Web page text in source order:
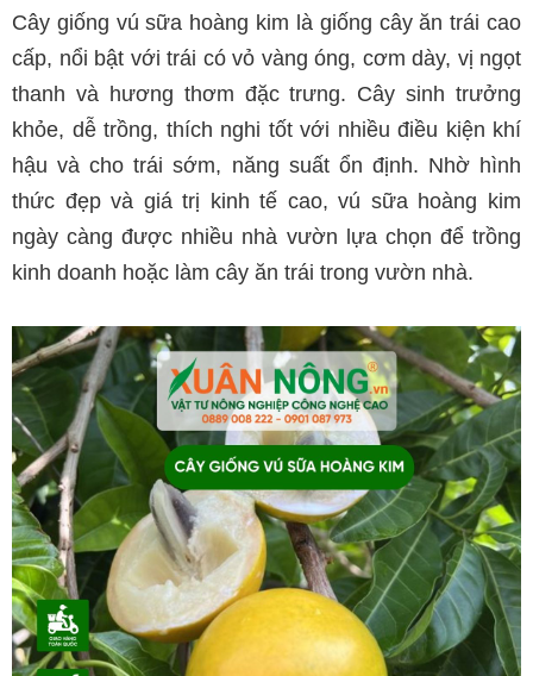
Cây giống vú sữa hoàng kim là giống cây ăn trái cao
cấp, nổi bật với trái có vỏ vàng óng, cơm dày, vị ngọt
thanh và hương thơm đặc trưng. Cây sinh trưởng
khỏe, dễ trồng, thích nghi tốt với nhiều điều kiện khí
hậu và cho trái sớm, năng suất ổn định. Nhờ hình
thức đẹp và giá trị kinh tế cao, vú sữa hoàng kim
ngày càng được nhiều nhà vườn lựa chọn để trồng
kinh doanh hoặc làm cây ăn trái trong vườn nhà.